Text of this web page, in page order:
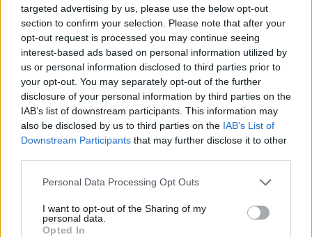
targeted advertising by us, please use the below opt-out
section to confirm your selection. Please note that after your
opt-out request is processed you may continue seeing
interest-based ads based on personal information utilized by
us or personal information disclosed to third parties prior to
your opt-out. You may separately opt-out of the further
disclosure of your personal information by third parties on the
IAB’s list of downstream participants. This information may
also be disclosed by us to third parties on the IAB’s List of
Downstream Participants that may further disclose it to other
Please note that this website/app uses one or more Google
not limited to your visit or usage behaviour. You may click to
grant or deny consent to Google and its third-party tags to
Personal Data Processing Opt Outs
I want to opt-out of the Sharing of my
personal data.
Opted In